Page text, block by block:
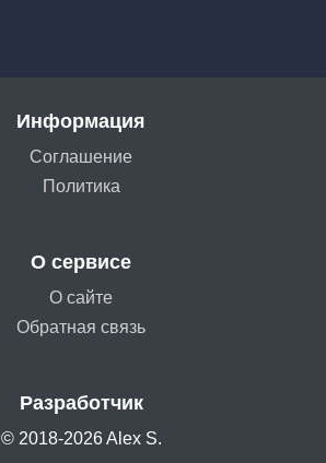
Информация
Соглашение
Политика
О сервисе
О сайте
Обратная связь
Разработчик
© 2018-2026 Alex S.